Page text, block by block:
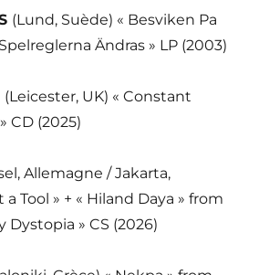
(Lund, Suède) « Besviken Pa
Ändras » LP (2003)
(Leicester, UK) « Constant
CD (2025)
Allemagne / Jakarta,
Tool » + « Hiland Daya » from
Dystopia » CS (2026)